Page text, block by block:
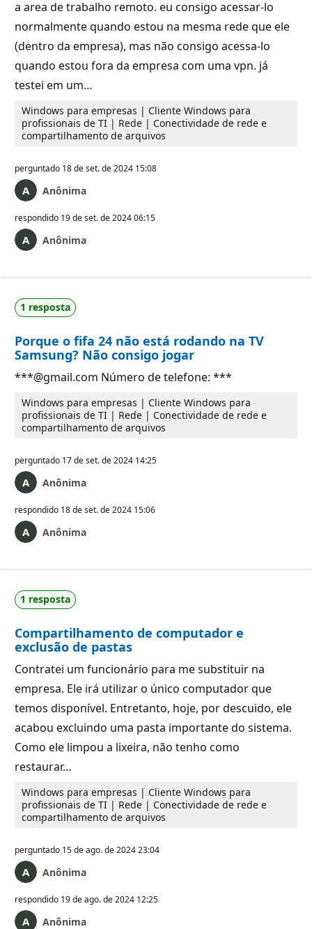
a area de trabalho remoto. eu consigo acessar-lo
normalmente quando estou na mesma rede que ele
(dentro da empresa), mas não consigo acessa-lo
quando estou fora da empresa com uma vpn. já
testei em um…
Windows para empresas | Cliente Windows para
profissionais de TI | Rede | Conectividade de rede e
compartilhamento de arquivos
perguntado 18 de set. de 2024 15:08
Anônima
respondido 19 de set. de 2024 06:15
Anônima
1 resposta
Porque o fifa 24 não está rodando na TV
Samsung? Não consigo jogar
***@gmail.com Número de telefone: ***
Windows para empresas | Cliente Windows para
profissionais de TI | Rede | Conectividade de rede e
compartilhamento de arquivos
perguntado 17 de set. de 2024 14:25
Anônima
respondido 18 de set. de 2024 15:06
Anônima
1 resposta
Compartilhamento de computador e
exclusão de pastas
Contratei um funcionário para me substituir na
empresa. Ele irá utilizar o único computador que
temos disponível. Entretanto, hoje, por descuido, ele
acabou excluindo uma pasta importante do sistema.
Como ele limpou a lixeira, não tenho como
restaurar…
Windows para empresas | Cliente Windows para
profissionais de TI | Rede | Conectividade de rede e
compartilhamento de arquivos
perguntado 15 de ago. de 2024 23:04
Anônima
respondido 19 de ago. de 2024 12:25
Anônima